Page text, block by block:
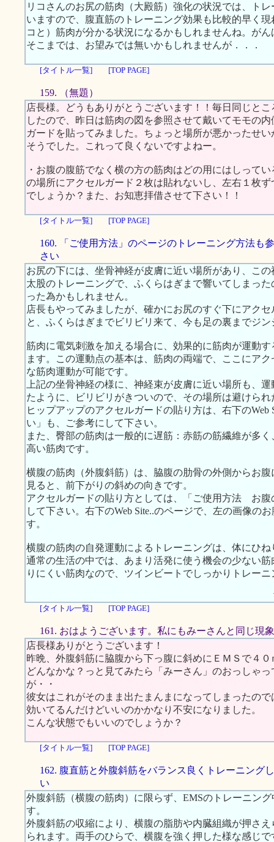
リコさんのお尻の筋肉（大殿筋）強化の状況では、ト
いますので、腹直筋のトレーニング効果も比較的早く
コと）筋肉が分かる状況になるかもしれませんね。が
そこまでは、お望みでは無いかもしれませんが．．．
[タイトル一覧] [TOP PAGE]
159. （無題）
店長様。どうもありがとうございます！！毎日同じと
したので、昨日は筋肉の図を参照させて戴いてモモの
ガードを貼ってみました。ちょっと場所が悪かったせ
そうでした。これって良くないですよねー。
・お腹の腹筋でなく横の方の筋肉はどの用にはしって
の場所にアクセルガード２枚は貼れないし、左右１枚
でしょうか？また、お知恵拝借させて下さい！！
[タイトル一覧] [TOP PAGE]
160. 「ご使用方法」のページのトレーニング方法も
さい
お尻の下には、坐骨神経が皮膚に近い場所があり、こ
太股のトレーニングで、ふくらはぎまで響いてしまっ
った為かもしれません。
店長もやってみましたが、確かにお尻のすぐ下にアク
と、ふくらはぎまでビリビリ来て、今も足の裏までジ
筋肉に電気刺激を加える場合に、効果的に筋肉が運動
ます。この運動点の基本は、筋肉の両端で、ここにア
な筋肉運動が可能です。
上記の坐骨神経の様に、神経束が皮膚に近い場所も、
たように、ビリビリがきついので、その場所は避けら
ヒップアップのアクセルガードの貼り方は、右下の
い」も、ご参考にして下さい。
また、臀部の筋肉は一般的に遅筋：赤筋の筋繊維が多
高い筋肉です。
横腹の筋肉（外腹斜筋）は、脇腹の肋骨の外側からお
見ると、前下がりの斜めの向きです。
アクセルガードの貼り方としては、「ご使用方法 お
して下さい。右下のWeb Site..のページで、左の画像の
す。
横腹の筋肉の自発運動によるトレーニングは、体にひ
通常の生活の中では、あまり活発に使う機会の少ない
りにくい筋肉なので、ツインビートでしっかりトレー
[タイトル一覧]
[TOP PAGE]
161. おはようございます。私にもみーさんと同じ現
店長様ありがとうございます！
昨晩、外腹斜筋に脇腹から下っ腹に斜めにＥＭＳで４
どんなかな？っと見てみたら「みーさん」のおっしゃ
が・・
彼女はこれがそのまま出たまんまになってしまったの
効いてるんだけどいいのかかなり不安になりました。
こんな状態でもいいのでしょうか？
[タイトル一覧] [TOP PAGE]
162. 腹直筋と外腹斜筋をバランス良くトレーニング
い
外腹斜筋（横腹の筋肉）に限らず、EMSのトレーニン
す。
外腹斜筋の収縮により、横腹の脂肪や内臓組織が押さ
られます。両手のひらで、横腹を強く押した様な感じ